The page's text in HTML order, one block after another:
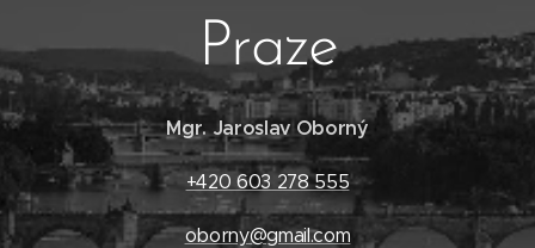
Praze
Mgr. Jaroslav Oborný
+420 603 278 555
oborny@gmail.com